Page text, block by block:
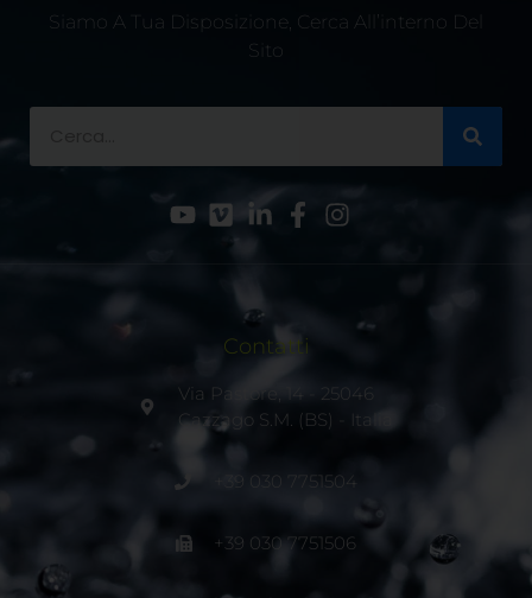
Siamo A Tua Disposizione, Cerca All’interno Del
Sito
Contatti
Via Pastore, 14 - 25046
Cazzago S.M. (BS) - Italia
+39 030 7751504
+39 030 7751506